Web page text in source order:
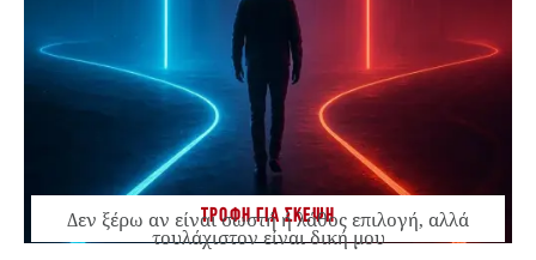
ΤΡΟΦΗ ΓΙΑ ΣΚΕΨΗ
Δεν ξέρω αν είναι σωστή ή λάθος επιλογή, αλλά
τουλάχιστον είναι δική μου